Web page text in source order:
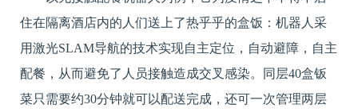
住在隔离酒店内的人们送上了热乎乎的盒饭：机器人采
用激光SLAM导航的技术实现自主定位，自动避障，自主
配餐，从而避免了人员接触造成交叉感染。同层40盒钣
菜只需要约30分钟就可以配送完成，还可一次管理两层